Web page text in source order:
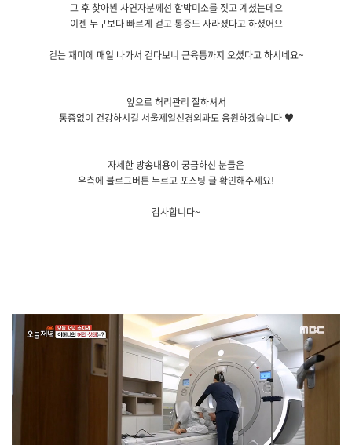
그 후 찾아뵌 사연자분께선 함박미소를 짓고 계셨는데요
이젠 누구보다 빠르게 걷고 통증도 사라졌다고 하셨어요
걷는 재미에 매일 나가서 걷다보니 근육통까지 오셨다고 하시네요~
앞으로 허리관리 잘하셔서
통증없이 건강하시길 서울제일신경외과도 응원하겠습니다 ♥
자세한 방송내용이 궁금하신 분들은
우측에 블로그버튼 누르고 포스팅 글 확인해주세요!
감사합니다~